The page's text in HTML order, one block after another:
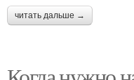
читать дальше →